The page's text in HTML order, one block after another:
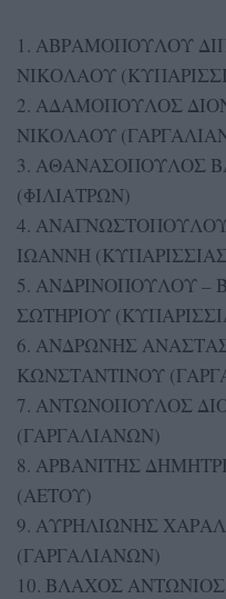
1. ΑΒΡΑΜΟΠΟΥΛΟΥ
ΝΙΚΟΛΑΟΥ
2. ΑΔΑΜΟΠΟΥΛΟΣ
ΝΙΚΟΛΑΟΥ
3. ΑΘΑΝΑΣΟΠΟΥΛΟΣ
(ΦΙΛΙΑΤΡΩΝ)
4.
ΙΩΑΝΝΗ
5. ΑΝΔΡΙΝΟΠΟΥΛΟΥ –
ΣΩΤΗΡΙΟΥ
6. ΑΝΔΡΩΝΗΣ
ΚΩΝΣΤΑΝΤΙΝΟΥ
7. ΑΝΤΩΝΟΠΟΥΛΟΣ
(ΓΑΡΓΑΛΙΑΝΩΝ)
8. ΑΡΒΑΝΙΤΗΣ
(ΑΕΤΟΥ)
9. ΑΥΡΗΛΙΩΝΗΣ
(ΓΑΡΓΑΛΙΑΝΩΝ)
10. ΒΛΑΧΟΣ